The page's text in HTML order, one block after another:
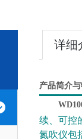
详细
产品简介与
续、可控
氮吹仪包